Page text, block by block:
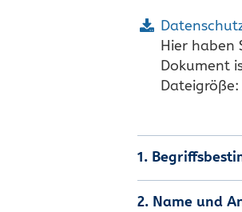
Hier haben
Dokument
Dateigröße:
1.
2. Name und